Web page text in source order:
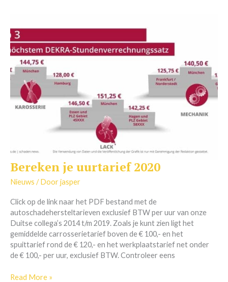
Bereken je uurtarief 2020
Nieuws / Doorjasper
Click op de link naar het PDF bestand met de
autoschadehersteltarieven exclusief BTW per uur van onze
Duitse collega’s 2014 t/m 2019. Zoals je kunt zien ligt het
gemiddelde carrosserietarief boven de € 100,- en het
spuittarief rond de € 120,- en het werkplaatstarief net onder
de € 100,- per uur, exclusief BTW. Controleer eens
Bereken
uurtarief
Read More »